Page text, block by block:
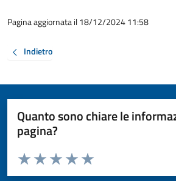
Pagina aggiornata il 18/12/2024 11:58
Indietro
Quanto sono chiare le
pagina?
Valuta da 1 a 5 stelle la pagina
Valuta 5 stelle su 5
Valuta 4 stelle su 5
Valuta 3 stelle su 5
Valuta 2 stelle su 5
Valuta 1 stelle su 5